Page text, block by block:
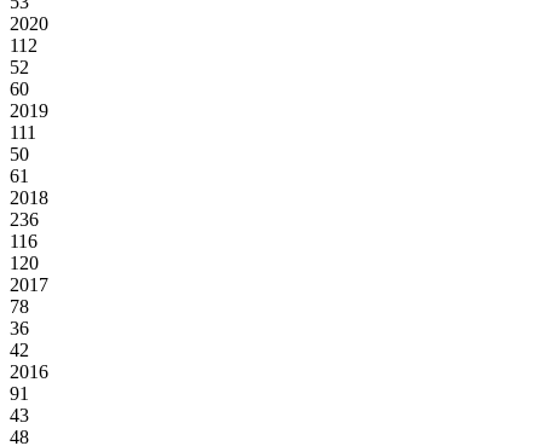
2020
112
52
60
2019
111
50
61
2018
236
116
120
2017
78
36
42
2016
91
43
48